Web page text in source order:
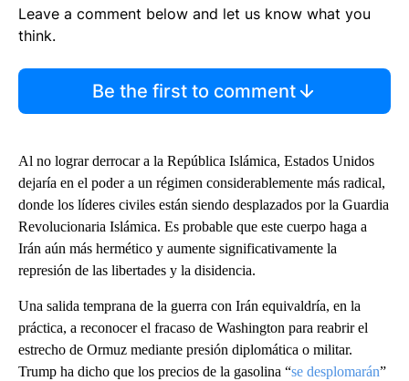
Leave a comment below and let us know what you
think.
Be the first to comment
Al no lograr derrocar a la República Islámica, Estados Unidos
dejaría en el poder a un régimen considerablemente más radical,
donde los líderes civiles están siendo desplazados por la Guardia
Revolucionaria Islámica. Es probable que este cuerpo haga a
Irán aún más hermético y aumente significativamente la
represión de las libertades y la disidencia.
Una salida temprana de la guerra con Irán equivaldría, en la
práctica, a reconocer el fracaso de Washington para reabrir el
estrecho de Ormuz mediante presión diplomática o militar.
Trump ha dicho que los precios de la gasolina “se desplomarán”